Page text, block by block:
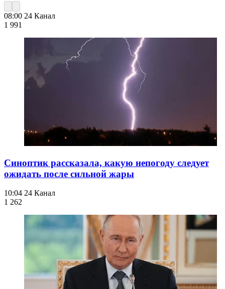
08:00 24 Канал
1 991
Синоптик рассказала, какую непогоду следует
ожидать после сильной жары
10:04 24 Канал
1 262